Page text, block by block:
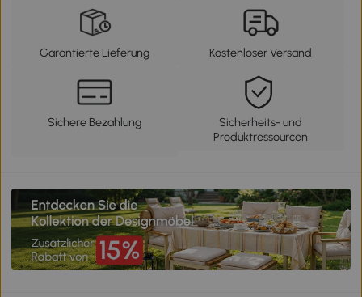
Garantierte Lieferung Kostenloser Versand
Sichere Bezahlung
Sicherheits- und
Produktressourcen